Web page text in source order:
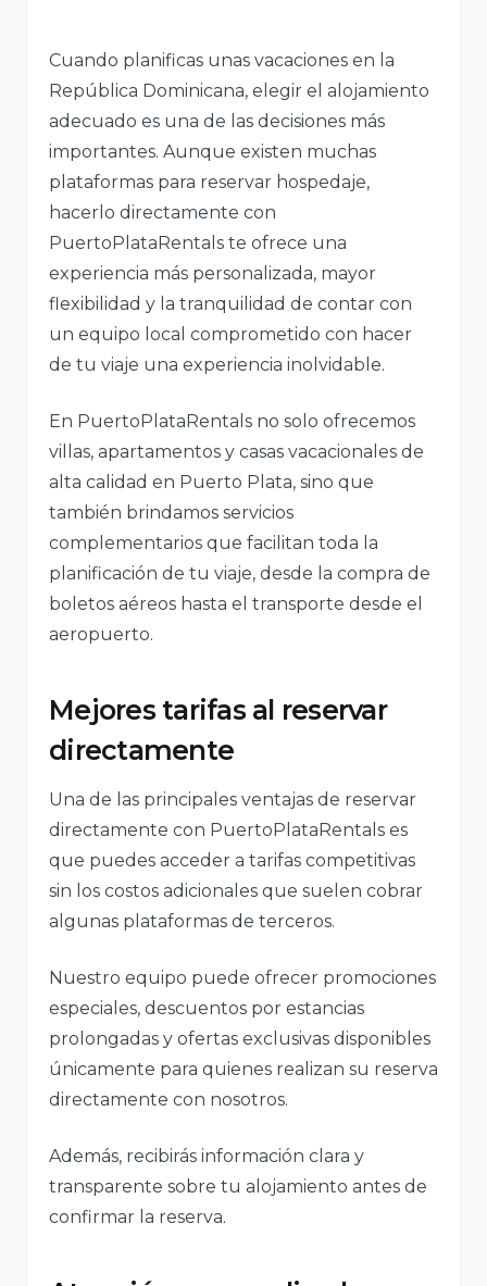
Cuando planificas unas vacaciones en la
República Dominicana, elegir el alojamiento
adecuado es una de las decisiones más
importantes. Aunque existen muchas
plataformas para reservar hospedaje,
hacerlo directamente con
PuertoPlataRentals te ofrece una
experiencia más personalizada, mayor
flexibilidad y la tranquilidad de contar con
un equipo local comprometido con hacer
de tu viaje una experiencia inolvidable.
En PuertoPlataRentals no solo ofrecemos
villas, apartamentos y casas vacacionales de
alta calidad en Puerto Plata, sino que
también brindamos servicios
complementarios que facilitan toda la
planificación de tu viaje, desde la compra de
boletos aéreos hasta el transporte desde el
aeropuerto.
Mejores tarifas al reservar
directamente
Una de las principales ventajas de reservar
directamente con PuertoPlataRentals es
que puedes acceder a tarifas competitivas
sin los costos adicionales que suelen cobrar
algunas plataformas de terceros.
Nuestro equipo puede ofrecer promociones
especiales, descuentos por estancias
prolongadas y ofertas exclusivas disponibles
únicamente para quienes realizan su reserva
directamente con nosotros.
Además, recibirás información clara y
transparente sobre tu alojamiento antes de
confirmar la reserva.